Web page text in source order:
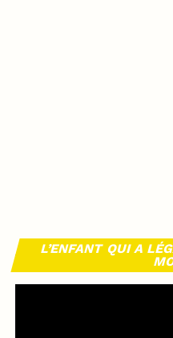
L’ENFANT QUI A